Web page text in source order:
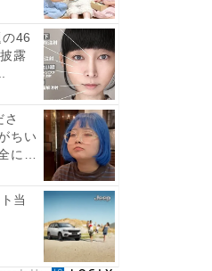
の46
露
さ
ちい
に
当